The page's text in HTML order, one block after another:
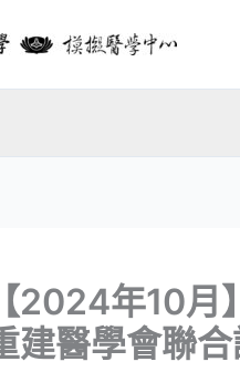
【2024年10
建醫學會聯